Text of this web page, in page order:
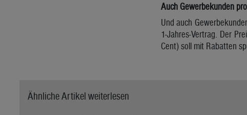
Auch Gewerbekunden
Und auch
1-Jahres-Vertrag. Der
Cent) soll mit Rabatten
Ähnliche Artikel weiterlesen